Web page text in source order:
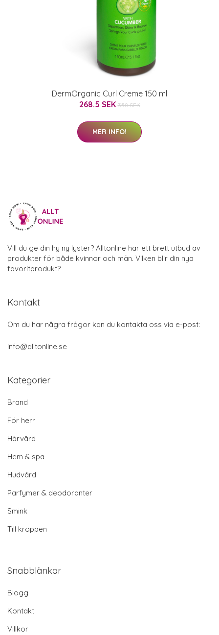
DermOrganic Curl Creme 150 ml
268.5 SEK 358 SEK
MER INFO!
Vill du ge din hy ny lyster? Alltonline har ett brett utbud av
produkter för både kvinnor och män. Vilken blir din nya
favoritprodukt?
Kontakt
Om du har några frågor kan du kontakta oss via e-post:
info@alltonline.se
Kategorier
Brand
För herr
Hårvård
Hem & spa
Hudvård
Parfymer & deodoranter
Smink
Till kroppen
Snabblänkar
Blogg
Kontakt
Villkor